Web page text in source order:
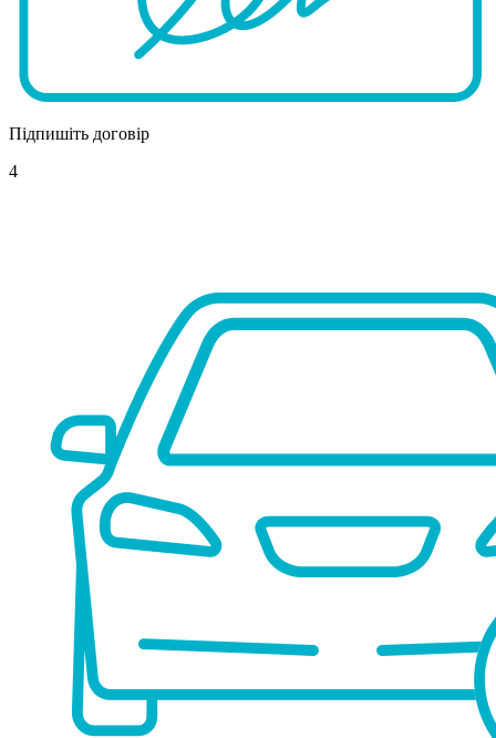
Підпишіть договір
4